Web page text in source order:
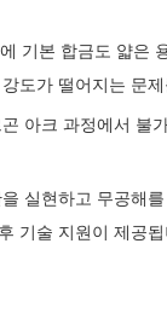
기본 합금도 얇은
도가 떨어지는 문
아크 과정에서 불
실현하고 무공해
기술 지원이 제공